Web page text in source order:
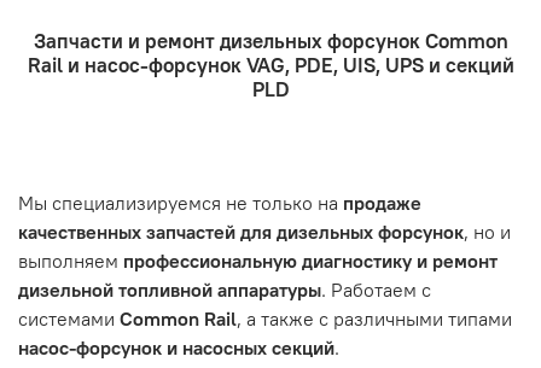
- Оформление заказа
Проверьте правильность ввода информации: позиции
курьерская служба.
- Отправка по России и СНГ транспортной компанией,
ремонтом, подразумевается, что ваш автомобиль
находится в хорошем состоянии и что вы, как клиент,
знакомы с основными правилами обслуживания и
неисправности, вызванные нарушением правил
обслуживания или эксплуатации автомобиля. Если у вас
возникнут проблемы с отремонтированной системой,
мы обязательно разберемся в ситуации и предложим
решение. Однако если проблема вызвана одним из
перечисленных выше факторов, мы не сможем
Запчасти и ремонт дизельных форсунок Common
Rail и насос-форсунок VAG, PDE, UIS, UPS и секций
PLD
Мы специализируемся не только на продаже
качественных запчастей для дизельных форсунок, но и
выполняем профессиональную диагностику и ремонт
дизельной топливной аппаратуры. Работаем с
системами Common Rail, а также с различными типами
насос-форсунок и насосных секций.